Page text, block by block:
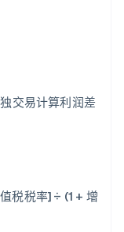
交易计算利润差
税税率] ÷ (1 + 增